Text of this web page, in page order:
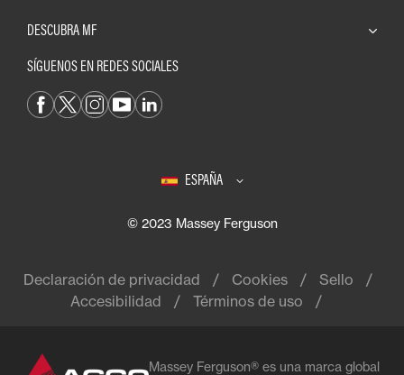
DESCUBRA MF
SÍGUENOS EN REDES SOCIALES
ESPAÑA
© 2023 Massey Ferguson
Declaración de privacidad Cookies
Sello
Accesibilidad
Términos de uso
Massey Ferguson® es una marca global